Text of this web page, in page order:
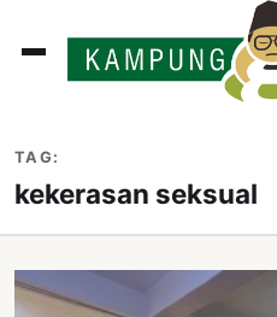
TAG:
kekerasan seksual